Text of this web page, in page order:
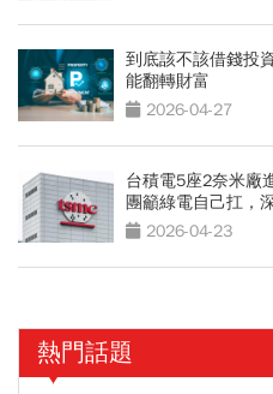
到底該不該借錢投
能翻轉財富
2026-04-27
台積電5座2奈米廠
團籲綠電自己扛，
2026-04-23
熱門話題